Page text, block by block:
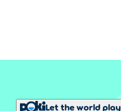
Let the world play